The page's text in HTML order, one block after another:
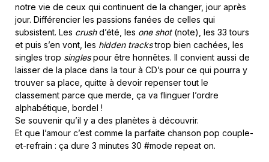
notre vie de ceux qui continuent de la changer, jour après
jour. Différencier les passions fanées de celles qui
subsistent. Les crushd’été, les one shot(note), les 33 tours
et puis s’en vont, les hidden trackstrop bien cachées, les
singles trop singlespour être honnêtes. Il convient aussi de
laisser de la place dans la tour à CD’s pour ce qui pourra y
trouver sa place, quitte à devoir repenser tout le
classement parce que merde, ça va flinguer l’ordre
alphabétique, bordel !
Se souvenir qu’il y a des planètes à découvrir.
Et que l’amour c’est comme la parfaite chanson pop couple-
et-refrain : ça dure 3 minutes 30 #mode repeat on.